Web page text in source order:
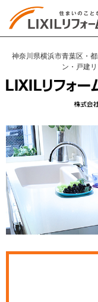
神奈川県横浜市青葉区・
ン・戸建